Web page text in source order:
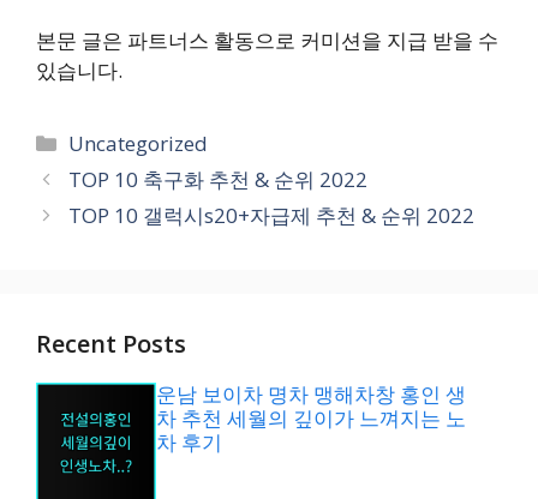
본문 글은 파트너스 활동으로 커미션을 지급 받을 수
있습니다.
카
테
리
Uncategorized
TOP 10 축구화 추천 & 순위 2022
TOP 10 갤럭시s20+자급제 추천 & 순위 2022
Recent Posts
운남 보이차 명차 맹해차창 홍인 생
차 추천 세월의 깊이가 느껴지는 노
차 후기